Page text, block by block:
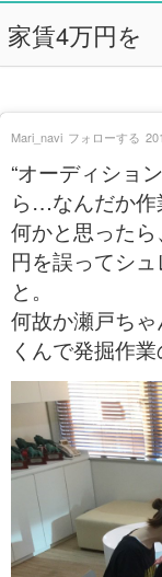
家賃4万円を
“オーディショ
ら…なんだか作
何かと思った
円を誤ってシ
と。
何故か瀬戸ち
くんで発掘作
Mari_navi フォローする